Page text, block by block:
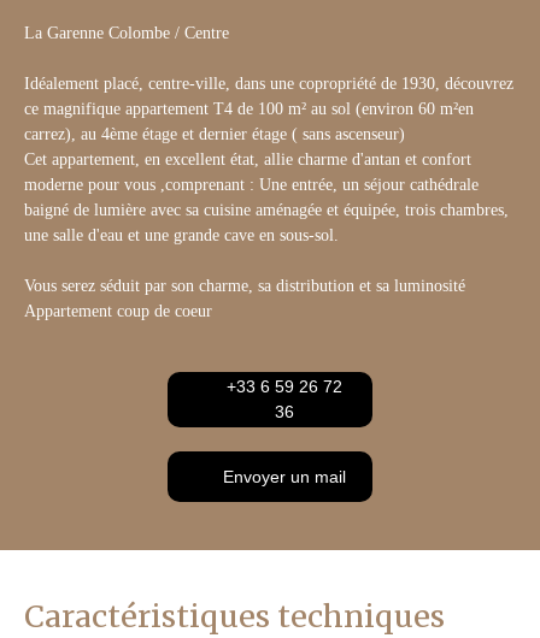
La Garenne Colombe / Centre
Idéalement placé, centre-ville, dans une copropriété de 1930, découvrez
ce magnifique appartement T4 de 100 m² au sol (environ 60 m²en
carrez), au 4ème étage et dernier étage ( sans ascenseur)
Cet appartement, en excellent état, allie charme d'antan et confort
moderne pour vous ,comprenant : Une entrée, un séjour cathédrale
baigné de lumière avec sa cuisine aménagée et équipée, trois chambres,
une salle d'eau et une grande cave en sous-sol.
Vous serez séduit par son charme, sa distribution et sa luminosité
Appartement coup de coeur
+33 6 59 26 72
36
Envoyer un mail
Caractéristiques techniques